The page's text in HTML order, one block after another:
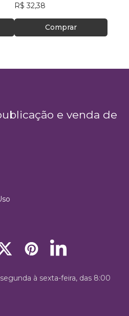
R$ 32,38
Comprar
e venda de
à sexta-feira, das 8:00